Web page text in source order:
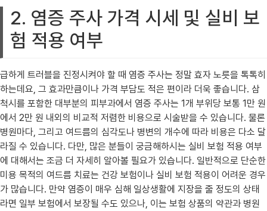
2. 염증 주사 가격 시세 및 실비 보
험 적용 여부
급하게 트러블을 진정시켜야 할 때 염증 주사는 정말 효자 노릇을 톡톡히
하는데요, 그 효과만큼이나 가격 부담도 적은 편이라 더욱 좋습니다. 삼
척시를 포함한 대부분의 피부과에서 염증 주사는 1개 부위당 보통 1만 원
에서 2만 원 내외의 비교적 저렴한 비용으로 시술받을 수 있습니다. 물론
병원마다, 그리고 여드름의 심각도나 병변의 개수에 따라 비용은 다소 달
라질 수 있습니다. 다만, 많은 분들이 궁금해하시는 실비 보험 적용 여부
에 대해서는 조금 더 자세히 알아볼 필요가 있습니다. 일반적으로 단순한
미용 목적의 여드름 치료는 건강 보험이나 실비 보험 적용이 어려운 경우
가 많습니다. 만약 염증이 매우 심해 일상생활에 지장을 줄 정도의 상태
라면 일부 보험에서 보장될 수도 있으나, 이는 보험 상품의 약관과 병원